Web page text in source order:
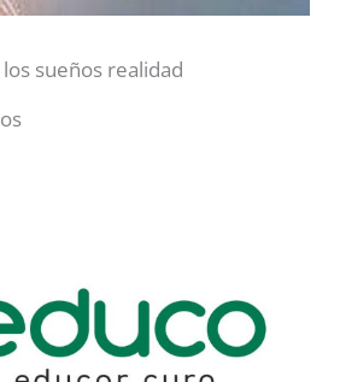
sueños realidad